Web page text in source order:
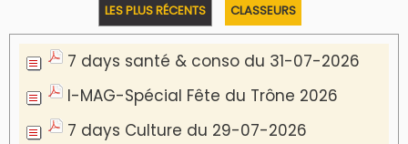
LES PLUS RÉCENTS CLASSEURS
7 days santé & conso du 31-07-2026
I-MAG-Spécial Fête du Trône 2026
7 days Culture du 29-07-2026